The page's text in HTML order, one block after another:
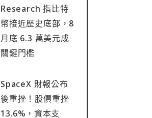
Research 指比特
幣接近歷史底部，8
月底 6.3 萬美元成
關鍵門檻
SpaceX 財報公布
後重挫！股價重挫
13.6%，資本支